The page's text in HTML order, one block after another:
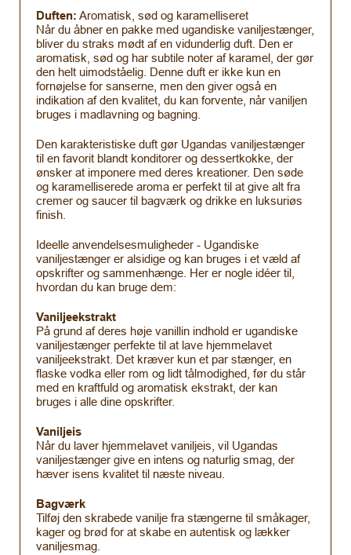
Duften: Aromatisk, sød og karamelliseret
Når du åbner en pakke med ugandiske vaniljestænger,
bliver du straks mødt af en vidunderlig duft. Den er
aromatisk, sød og har subtile noter af karamel, der gør
den helt uimodståelig. Denne duft er ikke kun en
fornøjelse for sanserne, men den giver også en
indikation af den kvalitet, du kan forvente, når vaniljen
bruges i madlavning og bagning.
Den karakteristiske duft gør Ugandas vaniljestænger
til en favorit blandt konditorer og dessertkokke, der
ønsker at imponere med deres kreationer. Den søde
og karamelliserede aroma er perfekt til at give alt fra
cremer og saucer til bagværk og drikke en luksuriøs
finish.
Ideelle anvendelsesmuligheder - Ugandiske
vaniljestænger er alsidige og kan bruges i et væld af
opskrifter og sammenhænge. Her er nogle idéer til,
hvordan du kan bruge dem:
Vaniljeekstrakt
På grund af deres høje vanillin indhold er ugandiske
vaniljestænger perfekte til at lave hjemmelavet
vaniljeekstrakt. Det kræver kun et par stænger, en
flaske vodka eller rom og lidt tålmodighed, før du står
med en kraftfuld og aromatisk ekstrakt, der kan
bruges i alle dine opskrifter.
Vaniljeis
Når du laver hjemmelavet vaniljeis, vil Ugandas
vaniljestænger give en intens og naturlig smag, der
hæver isens kvalitet til næste niveau.
Bagværk
Tilføj den skrabede vanilje fra stængerne til småkager,
kager og brød for at skabe en autentisk og lækker
vaniljesmag.